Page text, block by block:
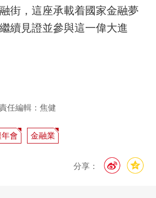
街，這座承載着國家金融夢
續見證並參與這一偉大進
任編輯：焦健
會 金融業
分享：